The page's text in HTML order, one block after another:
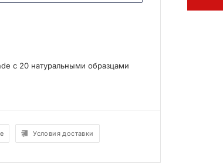
с 20 натуральными образцами
Условия доставки